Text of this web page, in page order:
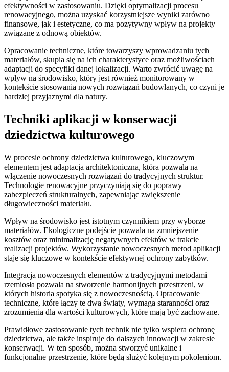
efektywności w zastosowaniu. Dzięki optymalizacji procesu
renowacyjnego, można uzyskać korzystniejsze wyniki zarówno
finansowe, jak i estetyczne, co ma pozytywny wpływ na projekty
związane z odnową obiektów.
Opracowanie techniczne, które towarzyszy wprowadzaniu tych
materiałów, skupia się na ich charakterystyce oraz możliwościach
adaptacji do specyfiki danej lokalizacji. Warto zwrócić uwagę na
wpływ na środowisko, który jest również monitorowany w
kontekście stosowania nowych rozwiązań budowlanych, co czyni je
bardziej przyjaznymi dla natury.
Techniki aplikacji w konserwacji
dziedzictwa kulturowego
W procesie ochrony dziedzictwa kulturowego, kluczowym
elementem jest adaptacja architektoniczna, która pozwala na
włączenie nowoczesnych rozwiązań do tradycyjnych struktur.
Technologie renowacyjne przyczyniają się do poprawy
zabezpieczeń strukturalnych, zapewniając zwiększenie
długowieczności materiału.
Wpływ na środowisko jest istotnym czynnikiem przy wyborze
materiałów. Ekologiczne podejście pozwala na zmniejszenie
kosztów oraz minimalizację negatywnych efektów w trakcie
realizacji projektów. Wykorzystanie nowoczesnych metod aplikacji
staje się kluczowe w kontekście efektywnej ochrony zabytków.
Integracja nowoczesnych elementów z tradycyjnymi metodami
rzemiosła pozwala na stworzenie harmonijnych przestrzeni, w
których historia spotyka się z nowoczesnością. Opracowanie
techniczne, które łączy te dwa światy, wymaga staranności oraz
zrozumienia dla wartości kulturowych, które mają być zachowane.
Prawidłowe zastosowanie tych technik nie tylko wspiera ochronę
dziedzictwa, ale także inspiruje do dalszych innowacji w zakresie
konserwacji. W ten sposób, można stworzyć unikalne i
funkcjonalne przestrzenie, które będą służyć kolejnym pokoleniom.